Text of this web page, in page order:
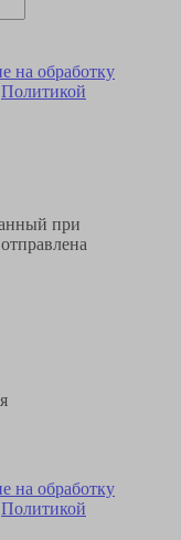
на обработку
Политикой
при
на обработку
Политикой